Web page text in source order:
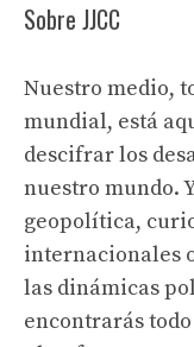
Sobre JJCC
Nuestro medio,
mundial, está
descifrar los
nuestro mundo.
geopolítica,
internacionales
las dinámicas
encontrarás